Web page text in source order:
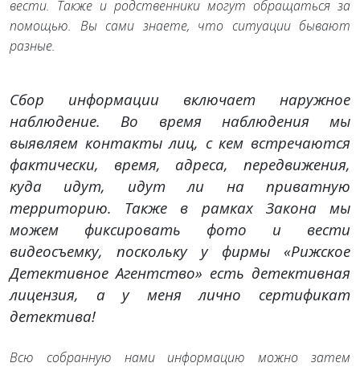
вести. Также и родственники могут обращаться за
помощью. Вы сами знаете, что ситуации бывают
разные.
Сбор информации включает наружное
наблюдение. Во время наблюдения мы
выявляем контакты лиц, с кем встречаются
фактически, время, адреса, передвижения,
куда идут, идут ли на приватную
территорию. Также в рамках Закона мы
можем фиксировать фото и вести
видеосъемку, поскольку у фирмы «Рижское
Детективное Агентство» есть детективная
лицензия, а у меня лично сертификат
детектива!
Всю собранную нами информацию можно затем